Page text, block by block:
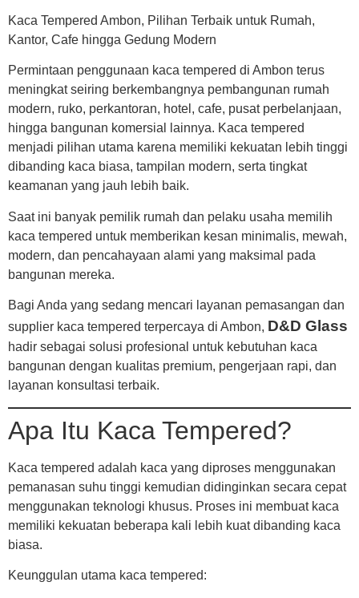
Kaca Tempered Ambon, Pilihan Terbaik untuk Rumah,
Kantor, Cafe hingga Gedung Modern
Permintaan penggunaan kaca tempered di Ambon terus
meningkat seiring berkembangnya pembangunan rumah
modern, ruko, perkantoran, hotel, cafe, pusat perbelanjaan,
hingga bangunan komersial lainnya. Kaca tempered
menjadi pilihan utama karena memiliki kekuatan lebih tinggi
dibanding kaca biasa, tampilan modern, serta tingkat
keamanan yang jauh lebih baik.
Saat ini banyak pemilik rumah dan pelaku usaha memilih
kaca tempered untuk memberikan kesan minimalis, mewah,
modern, dan pencahayaan alami yang maksimal pada
bangunan mereka.
Bagi Anda yang sedang mencari layanan pemasangan dan
supplier kaca tempered terpercaya di Ambon, D&D Glass
hadir sebagai solusi profesional untuk kebutuhan kaca
bangunan dengan kualitas premium, pengerjaan rapi, dan
layanan konsultasi terbaik.
Apa Itu Kaca Tempered?
Kaca tempered adalah kaca yang diproses menggunakan
pemanasan suhu tinggi kemudian didinginkan secara cepat
menggunakan teknologi khusus. Proses ini membuat kaca
memiliki kekuatan beberapa kali lebih kuat dibanding kaca
biasa.
Keunggulan utama kaca tempered: